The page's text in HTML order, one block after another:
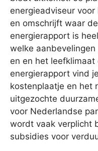
energieadviseur
en omschrijft waar
energierapport is
welke
en en het
energierapport vind
kostenplaatje en het
uitgezochte
voor Nederlandse
wordt vaak verplicht
subsidies voor